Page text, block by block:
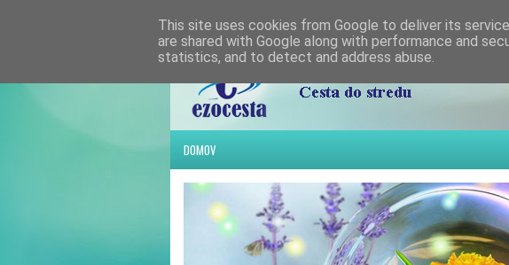
DOMOV
This site uses cookies from Google to deliver its
are shared with Google along with performance and
statistics, and to detect and address abuse.